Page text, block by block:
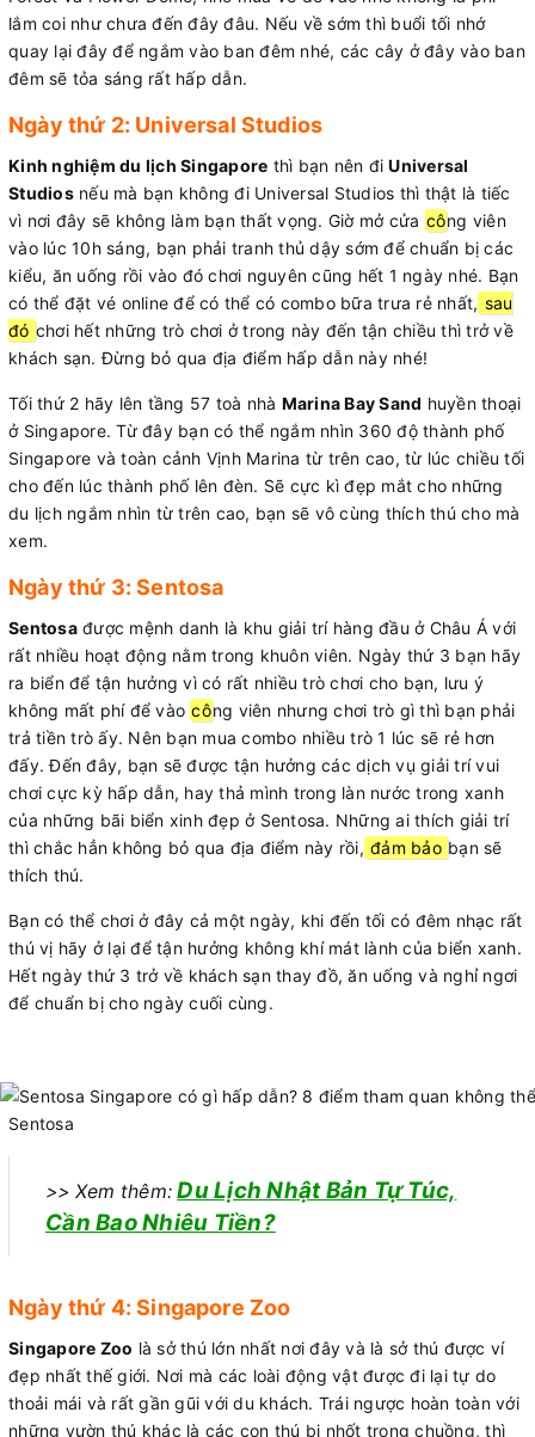
lắm coi như chưa đến đây đâu. Nếu về sớm thì buổi tối nhớ
quay lại đây để ngắm vào ban đêm nhé, các cây ở đây vào ban
đêm sẽ tỏa sáng rất hấp dẫn.
Ngày thứ 2: Universal Studios
Kinh nghiệm du lịch Singapore thì bạn nên điUniversal
Studiosnếu mà bạn không đi Universal Studios thì thật là tiếc
vì nơi đây sẽ không làm bạn thất vọng. Giờ mở cửa công viên
vào lúc 10h sáng, bạn phải tranh thủ dậy sớm để chuẩn bị các
kiểu, ăn uống rồi vào đó chơi nguyên cũng hết 1 ngày nhé. Bạn
có thể đặt vé online để có thể có combo bữa trưa rẻ nhất, sau
đó chơi hết những trò chơi ở trong này đến tận chiều thì trở về
khách sạn. Đừng bỏ qua địa điểm hấp dẫn này nhé!
Tối thứ 2 hãy lên tầng 57 toà nhà Marina Bay Sand huyền thoại
ở Singapore. Từ đây bạn có thể ngắm nhìn 360 độ thành phố
Singapore và toàn cảnh Vịnh Marina từ trên cao, từ lúc chiều tối
cho đến lúc thành phố lên đèn. Sẽ cực kì đẹp mắt cho những
du lịch ngắm nhìn từ trên cao, bạn sẽ vô cùng thích thú cho mà
xem.
Ngày thứ 3: Sentosa
Sentosađược mệnh danh là khu giải trí hàng đầu ở Châu Á với
rất nhiều hoạt động nằm trong khuôn viên. Ngày thứ 3 bạn hãy
ra biển để tận hưởng vì có rất nhiều trò chơi cho bạn, lưu ý
không mất phí để vào công viên nhưng chơi trò gì thì bạn phải
trả tiền trò ấy. Nên bạn mua combo nhiều trò 1 lúc sẽ rẻ hơn
đấy. Đến đây, bạn sẽ được tận hưởng các dịch vụ giải trí vui
chơi cực kỳ hấp dẫn, hay thả mình trong làn nước trong xanh
của những bãi biển xinh đẹp ở Sentosa. Những ai thích giải trí
thì chắc hẳn không bỏ qua địa điểm này rồi, đảm bảo bạn sẽ
thích thú.
Bạn có thể chơi ở đây cả một ngày, khi đến tối có đêm nhạc rất
thú vị hãy ở lại để tận hưởng không khí mát lành của biển xanh.
Hết ngày thứ 3 trở về khách sạn thay đồ, ăn uống và nghỉ ngơi
để chuẩn bị cho ngày cuối cùng.
Sentosa
>> Xem thêm: Du Lịch Nhật Bản Tự Túc,
Cần Bao Nhiêu Tiền?
Ngày thứ 4: Singapore Zoo
Singapore Zoo là sở thú lớn nhất nơi đây và là sở thú được ví
đẹp nhất thế giới. Nơi mà các loài động vật được đi lại tự do
thoải mái và rất gần gũi với du khách. Trái ngược hoàn toàn với
những vườn thú khác là các con thú bị nhốt trong chuồng, thì